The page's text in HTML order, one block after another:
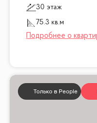
30 этаж
75.3 кв.м
Только в People